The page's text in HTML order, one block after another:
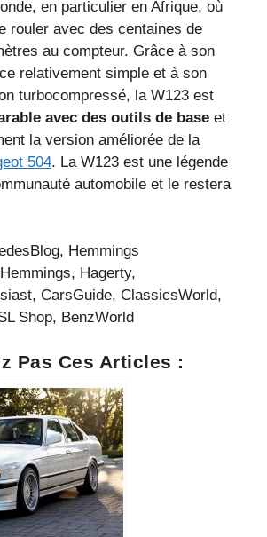
en particulier en Afrique, où
rouler avec des centaines de
au compteur. Grâce à son
relativement simple et à son
turbocompressé, la W123 est
avec des outils de base et
la version améliorée de la
504. La W123 est une légende
automobile et le restera
Hemmings
Hagerty,
CarsGuide, ClassicsWorld,
Shop, BenzWorld
Pas Ces Articles :